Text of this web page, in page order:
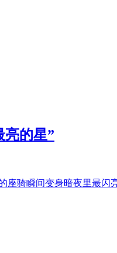
亮的星”
骑瞬间变身暗夜里最闪